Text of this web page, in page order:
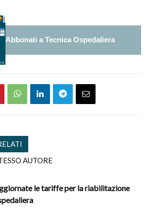
Abbonati a Tecnica Ospedaliera
AUTORE
le tariffe per la riabilitazione